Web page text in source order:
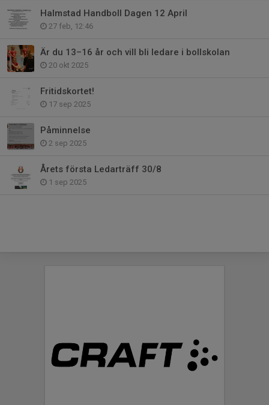
Halmstad Handboll Dagen 12 April
27 feb, 12:46
Är du 13–16 år och vill bli ledare i bollskolan
20 okt 2025
Fritidskortet!
17 sep 2025
Påminnelse
2 sep 2025
Årets första Ledarträff 30/8
1 sep 2025